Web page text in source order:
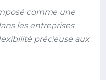
comme une
les entreprises
précieuse aux